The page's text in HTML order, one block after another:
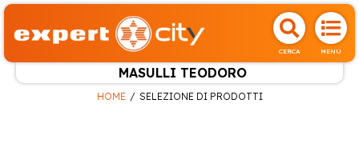
CERCA MENU
MASULLI TEODORO
HOME SELEZIONE DI PRODOTTI